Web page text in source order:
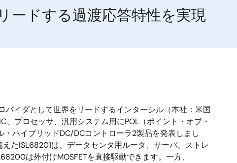
ードする過渡応答特性を実現
イダとして世界をリードするインターシル（本社：米国
、プロセッサ、汎用システム用にPOL（ポイント・オブ・
ハイブリッドDC/DCコントローラ2製品を発表しまし
たISL68201は、データセンタ用ルータ、サーバ、ストレ
は外付けMOSFETを直接駆動できます。一方、